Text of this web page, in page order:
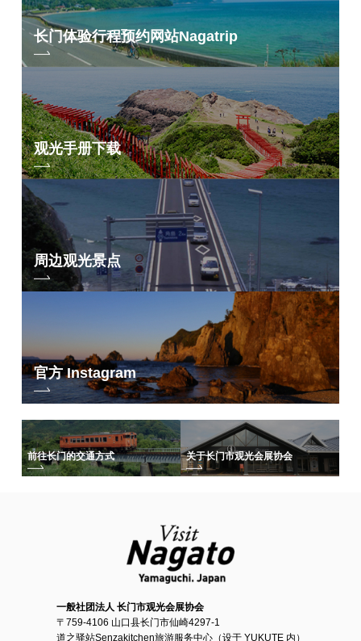
长门体验行程预约网站Nagatrip
观光手册下载
周边观光景点
官方 Instagram
前往长门的交通方式 关于长门市观光会展协会
一般社团法人 长门市观光会展协会
〒759-4106 山口县长门市仙崎4297-1
道之驿站Senzakitchen旅游服务中心（设于 YUKUTE 内）